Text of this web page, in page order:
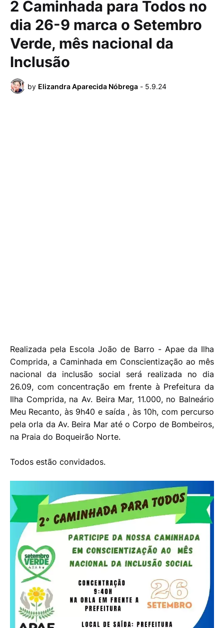
2 Caminhada para Todos no
dia 26-9 marca o Setembro
Verde, mês nacional da
Inclusão
by Elizandra Aparecida Nóbrega - 5.9.24
Realizada pela Escola João de Barro - Apae da Ilha
Comprida, a Caminhada em Conscientização ao mês
nacional da inclusão social será realizada no dia
26.09, com concentração em frente à Prefeitura da
Ilha Comprida, na Av. Beira Mar, 11.000, no Balneário
Meu Recanto, às 9h40 e saída , às 10h, com percurso
pela orla da Av. Beira Mar até o Corpo de Bombeiros,
na Praia do Boqueirão Norte.
Todos estão convidados.